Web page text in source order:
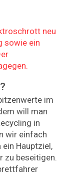
neu
sowie ein
im
will man
in
wir einfach
Hauptziel,
zu beseitigen.